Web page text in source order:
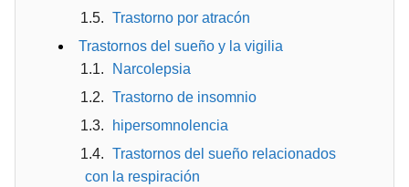
Trastorno por atracón
Trastornos del sueño y la vigilia
Narcolepsia
Trastorno de insomnio
hipersomnolencia
Trastornos del sueño relacionados
con la respiración